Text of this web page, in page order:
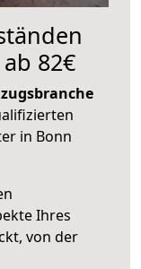
82€
in Bonn
Ihres
von der